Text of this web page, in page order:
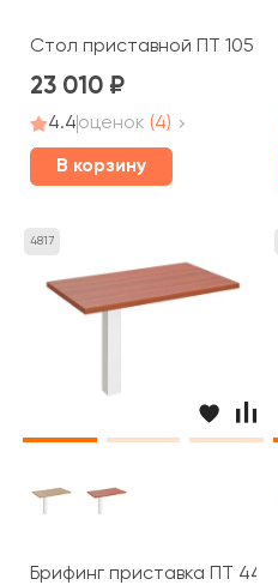
Стол приставной ПТ 105
23 010
4.4оценок (4)
В корзину
4817
Брифинг приставка ПТ